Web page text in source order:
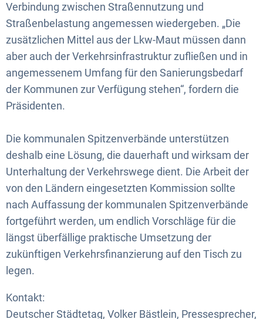
Verbindung zwischen Straßennutzung und
Straßenbelastung angemessen wiedergeben. „Die
zusätzlichen Mittel aus der Lkw-Maut müssen dann
aber auch der Verkehrsinfrastruktur zufließen und in
angemessenem Umfang für den Sanierungsbedarf
der Kommunen zur Verfügung stehen“, fordern die
Präsidenten.
Die kommunalen Spitzenverbände unterstützen
deshalb eine Lösung, die dauerhaft und wirksam der
Unterhaltung der Verkehrswege dient. Die Arbeit der
von den Ländern eingesetzten Kommission sollte
nach Auffassung der kommunalen Spitzenverbände
fortgeführt werden, um endlich Vorschläge für die
längst überfällige praktische Umsetzung der
zukünftigen Verkehrsfinanzierung auf den Tisch zu
legen.
Kontakt:
Deutscher Städtetag, Volker Bästlein, Pressesprecher,